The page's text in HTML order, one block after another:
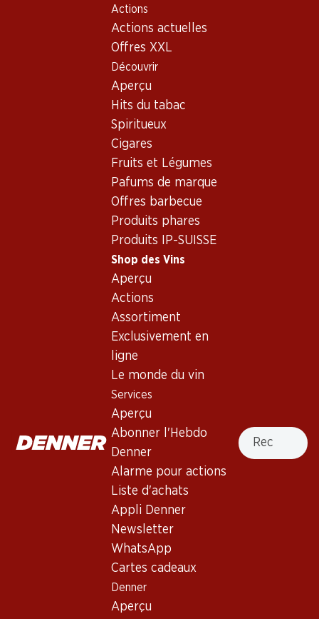
Actions
Actions actuelles
Offres XXL
Découvrir
Aperçu
Hits du tabac
Spiritueux
Cigares
Fruits et Légumes
Pafums de marque
Offres barbecue
Produits phares
Produits IP-SUISSE
Shop des Vins
Aperçu
Actions
Assortiment
Exclusivement en
ligne
Le monde du vin
Services
Aperçu
Abonner l'Hebdo
Denner
Alarme pour actions
Liste d'achats
Appli Denner
Newsletter
WhatsApp
Cartes cadeaux
Denner
Aperçu
Recherche
Shop des Vins
France
Languedoc-Roussillon
Bio Château La Boutignane Rouge Corbières AOP
Recto Verso
Bio Château La Boutignane
Rouge Corbières AOP
Languedoc-Roussillon
Robe rouge-violet foncé. Nez corsé de mûres et de cassis,
avec des notes de poivre noir. Bouche pleine aux tanins